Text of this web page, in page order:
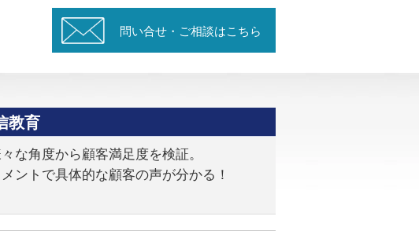
問い合せ・ご相談はこちら
教育
な角度から顧客満足度を検証。
ントで具体的な顧客の声が分かる！